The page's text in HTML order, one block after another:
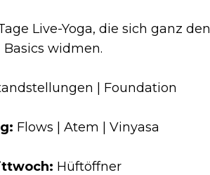
Live-Yoga, die sich ganz den
Basics widmen.
| Foundation
Flows | Atem | Vinyasa
Hüftöffner